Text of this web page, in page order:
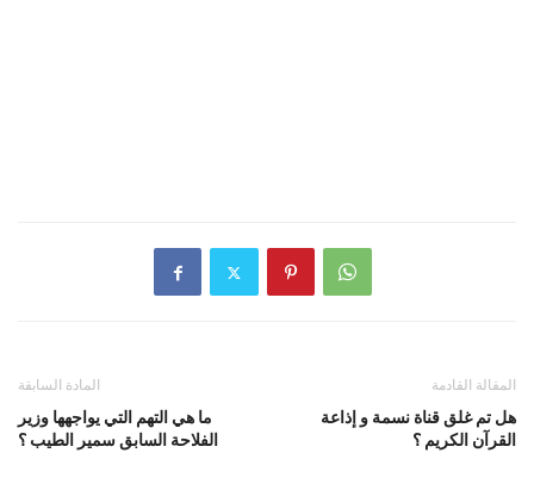
المادة السابقة
ما هي التهم التي يواجهها وزير
الفلاحة السابق سمير الطيب ؟
المقالة القادمة
هل تم غلق قناة نسمة و إذاعة
القرآن الكريم ؟